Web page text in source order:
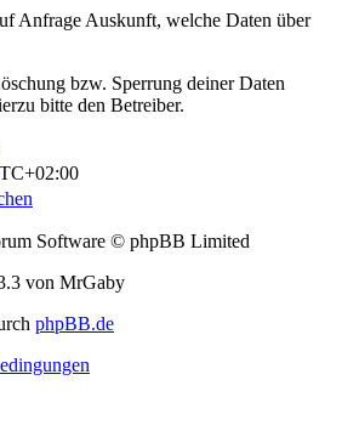
Anfrage Auskunft, welche Daten über
bzw. Sperrung deiner Daten
bitte den Betreiber.
Software © phpBB Limited
von MrGaby
phpBB.de